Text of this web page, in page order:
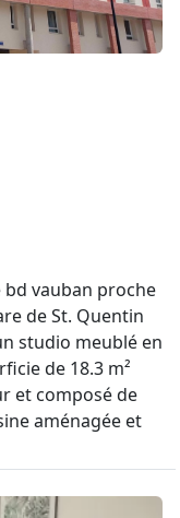
bd vauban proche
de St. Quentin
studio meublé en
de 18.3 m²
et composé de
aménagée et